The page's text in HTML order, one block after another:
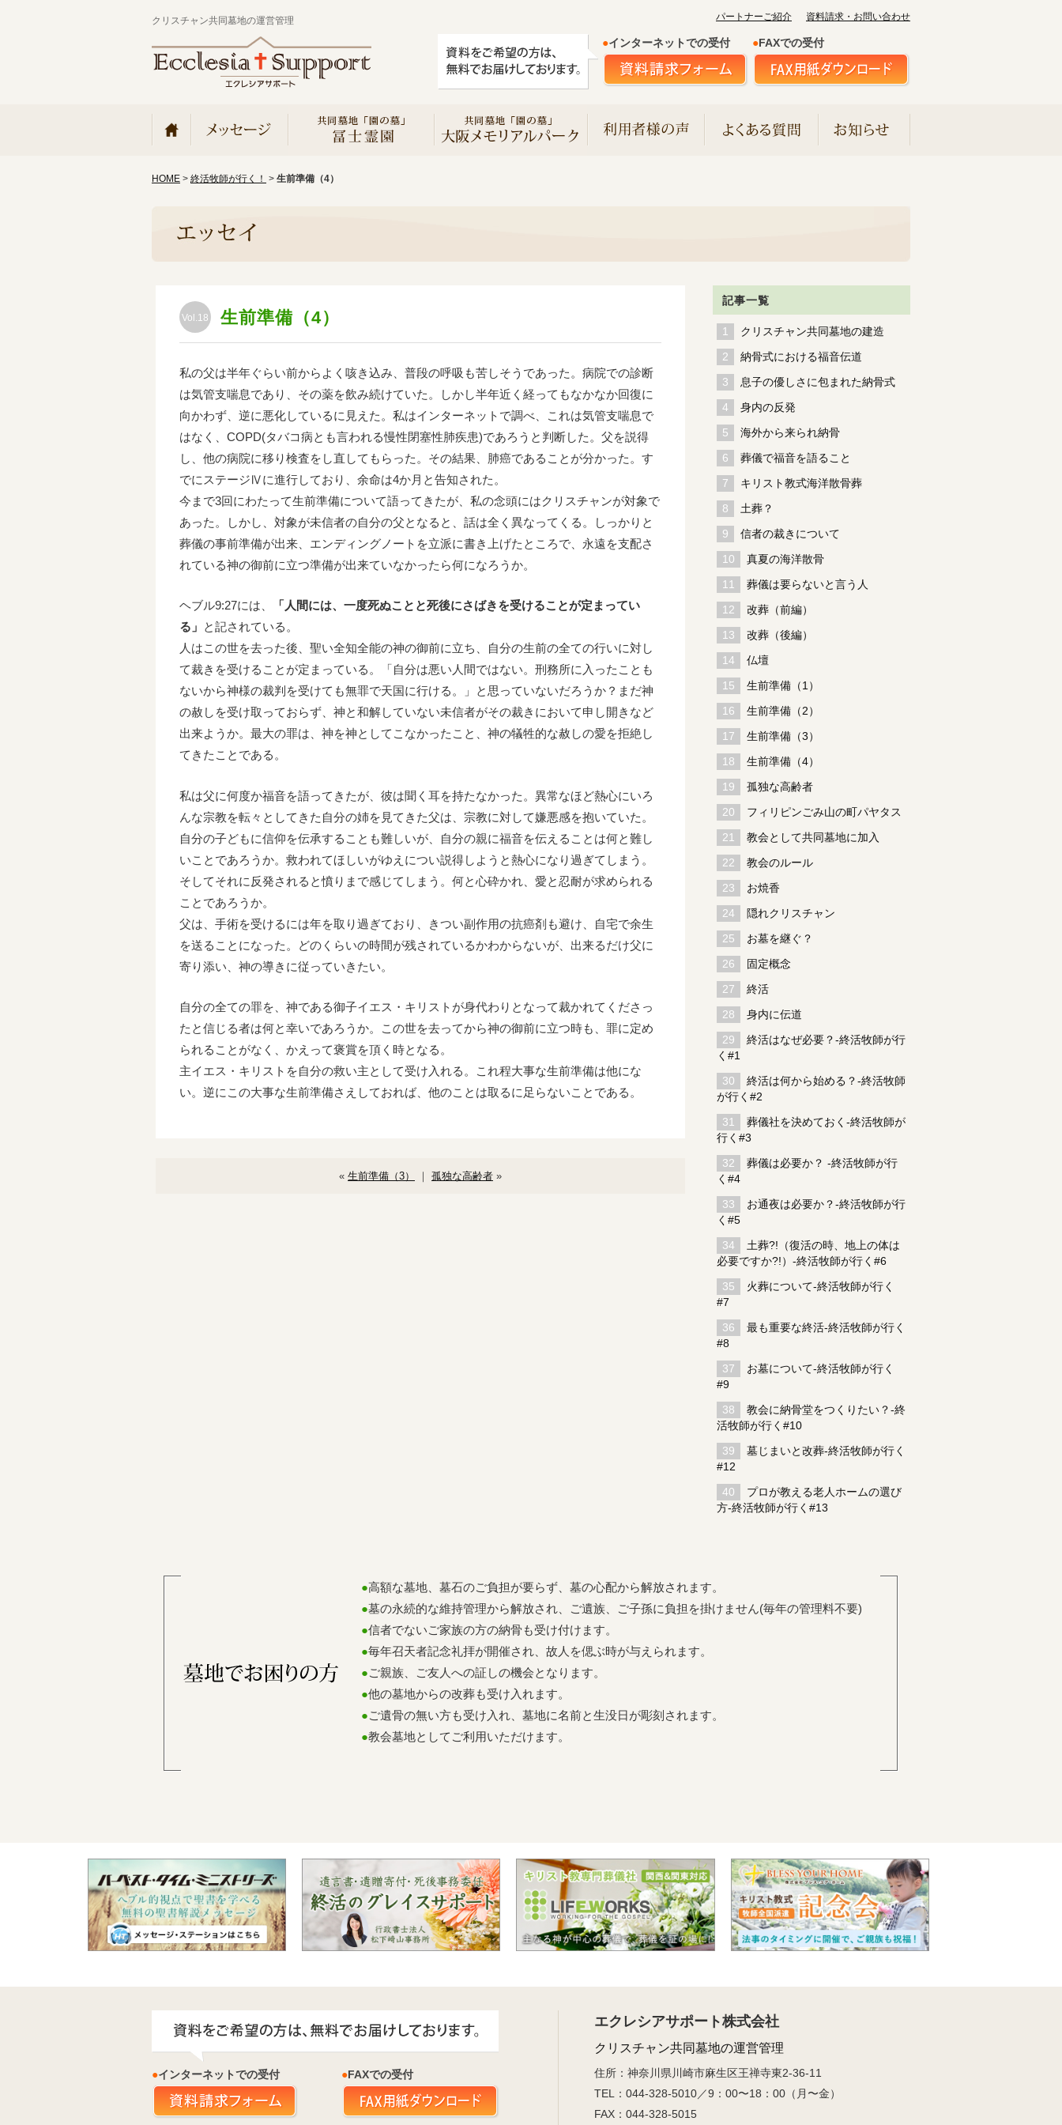
クリスチャン共同墓地の運営管理 パートナーご紹介 資料請求・お問い合わせ
●インターネットでの受付 ●FAXでの受付
HOME > 終活牧師が行く！ > 生前準備（4）
Vol.18 生前準備（4）
私の父は半年ぐらい前からよく咳き込み、普段の呼吸も苦しそうであった。病院での診断
は気管支喘息であり、その薬を飲み続けていた。しかし半年近く経ってもなかなか回復に
向かわず、逆に悪化しているに見えた。私はインターネットで調べ、これは気管支喘息で
はなく、COPD(タバコ病とも言われる慢性閉塞性肺疾患)であろうと判断した。父を説得
し、他の病院に移り検査をし直してもらった。その結果、肺癌であることが分かった。す
でにステージⅣに進行しており、余命は4か月と告知された。
今まで3回にわたって生前準備について語ってきたが、私の念頭にはクリスチャンが対象で
あった。しかし、対象が未信者の自分の父となると、話は全く異なってくる。しっかりと
葬儀の事前準備が出来、エンディングノートを立派に書き上げたところで、永遠を支配さ
れている神の御前に立つ準備が出来ていなかったら何になろうか。
ヘブル9:27には、
「人間には、一度死ぬことと死後にさばきを受けることが定まってい
る」 と記されている。
人はこの世を去った後、聖い全知全能の神の御前に立ち、自分の生前の全ての行いに対し
て裁きを受けることが定まっている。「自分は悪い人間ではない。刑務所に入ったことも
ないから神様の裁判を受けても無罪で天国に行ける。」と思っていないだろうか？まだ神
の赦しを受け取っておらず、神と和解していない未信者がその裁きにおいて申し開きなど
出来ようか。最大の罪は、神を神としてこなかったこと、神の犠牲的な赦しの愛を拒絶し
てきたことである。
私は父に何度か福音を語ってきたが、彼は聞く耳を持たなかった。異常なほど熱心にいろ
んな宗教を転々としてきた自分の姉を見てきた父は、宗教に対して嫌悪感を抱いていた。
自分の子どもに信仰を伝承することも難しいが、自分の親に福音を伝えることは何と難し
いことであろうか。救われてほしいがゆえについ説得しようと熱心になり過ぎてしまう。
そしてそれに反発されると憤りまで感じてしまう。何と心砕かれ、愛と忍耐が求められる
ことであろうか。
父は、手術を受けるには年を取り過ぎており、きつい副作用の抗癌剤も避け、自宅で余生
を送ることになった。どのくらいの時間が残されているかわからないが、出来るだけ父に
寄り添い、神の導きに従っていきたい。
自分の全ての罪を、神である御子イエス・キリストが身代わりとなって裁かれてくださっ
たと信じる者は何と幸いであろうか。この世を去ってから神の御前に立つ時も、罪に定め
られることがなく、かえって褒賞を頂く時となる。
主イエス・キリストを自分の救い主として受け入れる。これ程大事な生前準備は他にな
い。逆にこの大事な生前準備さえしておれば、他のことは取るに足らないことである。
« 生前準備（3） ｜ 孤独な高齢者 »
記事一覧
クリスチャン共同墓地の建造
納骨式における福音伝道
息子の優しさに包まれた納骨式
身内の反発
海外から来られ納骨
葬儀で福音を語ること
キリスト教式海洋散骨葬
土葬？
信者の裁きについて
真夏の海洋散骨
葬儀は要らないと言う人
改葬（前編）
改葬（後編）
仏壇
生前準備（1）
生前準備（2）
生前準備（3）
生前準備（4）
孤独な高齢者
フィリピンごみ山の町パヤタス
教会として共同墓地に加入
教会のルール
お焼香
隠れクリスチャン
お墓を継ぐ？
固定概念
終活
身内に伝道
終活はなぜ必要？-終活牧師が行
く#1
終活は何から始める？-終活牧師
が行く#2
葬儀社を決めておく-終活牧師が
行く#3
葬儀は必要か？ -終活牧師が行
く#4
お通夜は必要か？-終活牧師が行
く#5
土葬?!（復活の時、地上の体は
必要ですか?!）-終活牧師が行く#6
火葬について-終活牧師が行く
#7
最も重要な終活-終活牧師が行く
#8
お墓について-終活牧師が行く
#9
教会に納骨堂をつくりたい？-終
活牧師が行く#10
墓じまいと改葬-終活牧師が行く
#12
プロが教える老人ホームの選び
方-終活牧師が行く#13
●高額な墓地、墓石のご負担が要らず、墓の心配から解放されます。
●墓の永続的な維持管理から解放され、ご遺族、ご子孫に負担を掛けません(毎年の管理料不要)
●信者でないご家族の方の納骨も受け付けます。
●毎年召天者記念礼拝が開催され、故人を偲ぶ時が与えられます。
●ご親族、ご友人への証しの機会となります。
●他の墓地からの改葬も受け入れます。
●ご遺骨の無い方も受け入れ、墓地に名前と生没日が彫刻されます。
●教会墓地としてご利用いただけます。
●インターネットでの受付 ●FAXでの受付
エクレシアサポート株式会社
クリスチャン共同墓地の運営管理
住所：神奈川県川崎市麻生区王禅寺東2-36-11
TEL：044-328-5010／9：00〜18：00（月〜金）
FAX：044-328-5015